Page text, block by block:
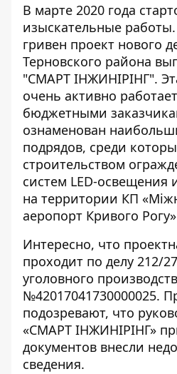
В марте 2020 года
изыскательные работы
гривен проект нового
Терновского района
"СМАРТ ІНЖИНІРІНГ".
очень активно
бюджетными
ознаменован
подрядов, среди
строительством
систем LED-освещения
на территории КП
аеропорт Кривого
Интересно, что
проходит по делу 212/
уголовного
№42017041730000025.
подозревают, что
«СМАРТ ІНЖИНІРІНГ»
документов внесли
сведения.